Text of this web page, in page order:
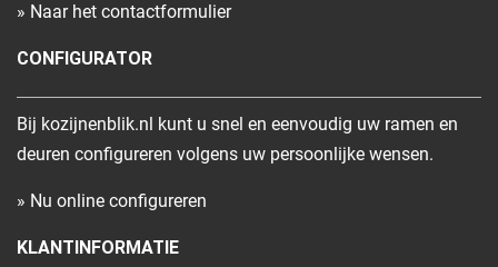
» Naar het contactformulier
CONFIGURATOR
Bij kozijnenblik.nl kunt u snel en eenvoudig uw ramen en
deuren configureren volgens uw persoonlijke wensen.
» Nu online configureren
KLANTINFORMATIE